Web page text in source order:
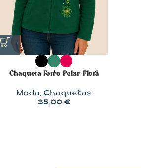
Chaqueta Forro Polar Flora
Moda, Chaquetas
35,00 €